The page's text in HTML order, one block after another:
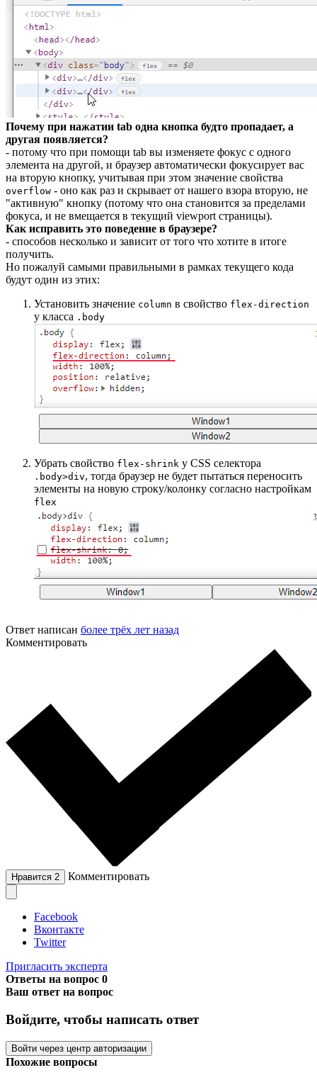
Почему при нажатии tab одна кнопка будто пропадает, а
другая появляется?
- потому что при помощи tab вы изменяете фокус с одного
элемента на другой, и браузер автоматически фокусирует вас
на вторую кнопку, учитывая при этом значение свойства
overflow - оно как раз и скрывает от нашего взора вторую, не
"активную" кнопку (потому что она становится за пределами
фокуса, и не вмещается в текущий viewport страницы).
Как исправить это поведение в браузере?
- способов несколько и зависит от того что хотите в итоге
получить.
Но пожалуй самыми правильными в рамках текущего кода
будут один из этих:
Установить значение column в свойство flex-direction
у класса .body
Убрать свойство flex-shrink у CSS селектора
.body>div, тогда браузер не будет пытаться переносить
элементы на новую строку/колонку согласно настройкам
flex
Ответ написан более трёх лет назад
Комментировать
Нравится 2 Комментировать
Facebook
Вконтакте
Twitter
Пригласить эксперта
Ответы на вопрос 0
Ваш ответ на вопрос
Войдите, чтобы написать ответ
Войти через центр авторизации
Похожие вопросы